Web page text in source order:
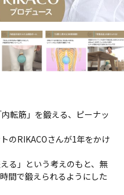
転筋」を鍛える、ピーナッ
のRIKACOさんが1年をかけ
る」という考えのもと、無
間で鍛えられるようにした